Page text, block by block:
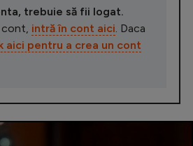
trebuie să fii logat.
intră în cont aici . Daca
aici pentru a crea un cont